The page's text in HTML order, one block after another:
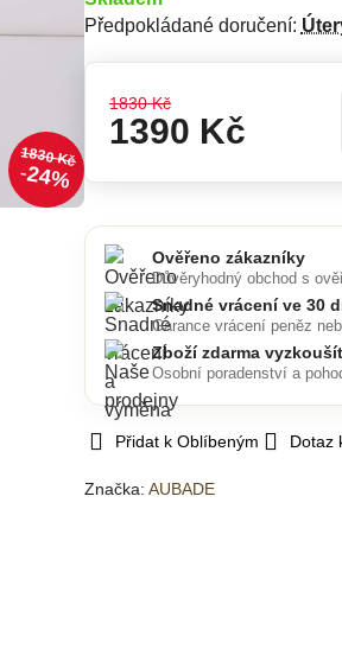
1830 Kč
24%
Předpokládané doručení:
1830 Kč
1390 Kč
Přidat k Oblíbeným Dotaz
Značka: AUBADE
Ověřeno zákazníky
Důvěryhodný obchod s
Snadné vrácení ve 30
Garance vrácení peněz
Zboží zdarma
Osobní poradenství a